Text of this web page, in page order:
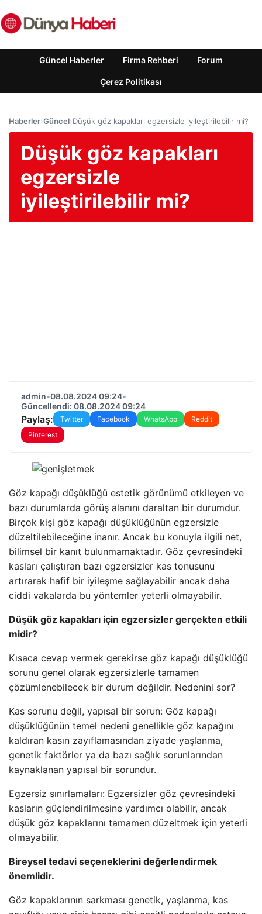
Güncel Haberler Firma Rehberi Forum
Çerez Politikası
Haberler›Güncel›Düşük göz kapakları egzersizle iyileştirilebilir mi?
Düşük göz kapakları
egzersizle
iyileştirilebilir mi?
admin•08.08.2024 09:24•
Güncellendi: 08.08.2024 09:24
Paylaş: Twitter Facebook WhatsApp
Reddit
Pinterest
Göz kapağı düşüklüğü estetik görünümü etkileyen ve
bazı durumlarda görüş alanını daraltan bir durumdur.
Birçok kişi göz kapağı düşüklüğünün egzersizle
düzeltilebileceğine inanır. Ancak bu konuyla ilgili net,
bilimsel bir kanıt bulunmamaktadır. Göz çevresindeki
kasları çalıştıran bazı egzersizler kas tonusunu
artırarak hafif bir iyileşme sağlayabilir ancak daha
ciddi vakalarda bu yöntemler yeterli olmayabilir.
Düşük göz kapakları için egzersizler gerçekten etkili
midir?
Kısaca cevap vermek gerekirse göz kapağı düşüklüğü
sorunu genel olarak egzersizlerle tamamen
çözümlenebilecek bir durum değildir. Nedenini sor?
Kas sorunu değil, yapısal bir sorun: Göz kapağı
düşüklüğünün temel nedeni genellikle göz kapağını
kaldıran kasın zayıflamasından ziyade yaşlanma,
genetik faktörler ya da bazı sağlık sorunlarından
kaynaklanan yapısal bir sorundur.
Egzersiz sınırlamaları: Egzersizler göz çevresindeki
kasların güçlendirilmesine yardımcı olabilir, ancak
düşük göz kapaklarını tamamen düzeltmek için yeterli
olmayabilir.
Bireysel tedavi seçeneklerini değerlendirmek
önemlidir.
Göz kapaklarının sarkması genetik, yaşlanma, kas